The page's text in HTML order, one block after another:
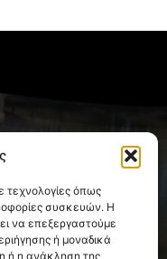
τεχνολογίες όπως
συσκευών. Η
να επεξεργαστούμε
ή μοναδικά
ή η ανάκληση της